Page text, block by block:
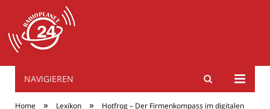
radioplanet24.de
NAVIGIEREN
Home » Lexikon »
Hotfrog – Der Firmenkompass im digitalen